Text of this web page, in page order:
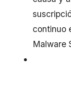
continuo
Malware